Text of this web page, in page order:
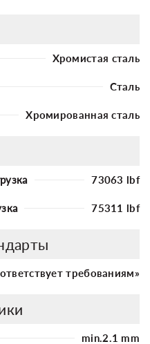
Хромистая сталь
Сталь
Хромированная сталь
73063 lbf
75311 lbf
требованиям»
min.2.1 mm